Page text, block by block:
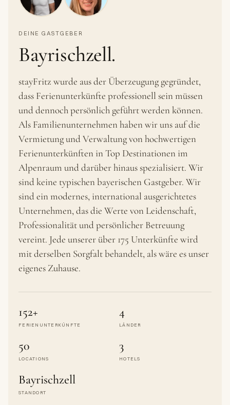
DEINE GASTGEBER
Bayrischzell.
stayFritz wurde aus der Überzeugung gegründet,
dass Ferienunterkünfte professionell sein müssen
und dennoch persönlich geführt werden können.
Als Familienunternehmen haben wir uns auf die
Vermietung und Verwaltung von hochwertigen
Ferienunterkünften in Top Destinationen im
Alpenraum und darüber hinaus spezialisiert. Wir
sind keine typischen bayerischen Gastgeber. Wir
sind ein modernes, international ausgerichtetes
Unternehmen, das die Werte von Leidenschaft,
Professionalität und persönlicher Betreuung
vereint. Jede unserer über 175 Unterkünfte wird
mit derselben Sorgfalt behandelt, als wäre es unser
eigenes Zuhause.
152+
FERIENUNTERKÜNFTE
4
LÄNDER
50
LOCATIONS
3
HOTELS
Bayrischzell
STANDORT